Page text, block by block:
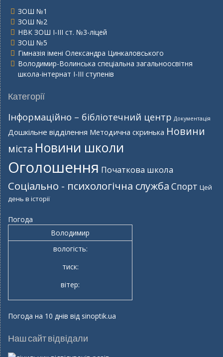
ЗОШ №1
ЗОШ №2
НВК ЗОШ І-ІІІ ст. №3-ліцей
ЗОШ №5
Гімназія імені Олександра Цинкаловського
Володимир-Волинська спеціальна загальноосвітня
школа-інтернат І-ІІІ ступенів
Категорії
Інформаційно – бібліотечний центр Документація
Дошкільне відділення Методична скринька Новини
міста Новини школи
Оголошення Початкова школа
Соціально - психологічна служба Спорт Цей
день в історії
Погода
Володимир
вологість:
тиск:
вітер:
Погода на 10 днів від sinoptik.ua
Наш сайт відвідали